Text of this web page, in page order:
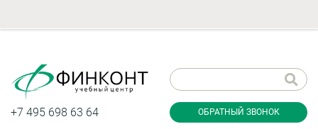
+7 495 698 63 64 ОБРАТНЫЙ ЗВОНОК
звонок